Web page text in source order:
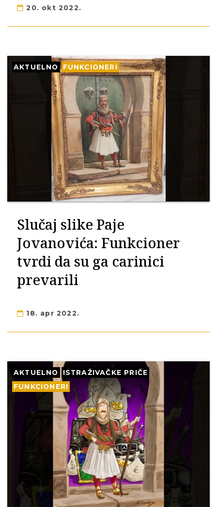
20. okt 2022.
AKTUELNO FUNKCIONERI
Slučaj slike Paje
Jovanovića: Funkcioner
tvrdi da su ga carinici
prevarili
18. apr 2022.
AKTUELNO
ISTRAŽIVAČKE PRIČE
FUNKCIONERI